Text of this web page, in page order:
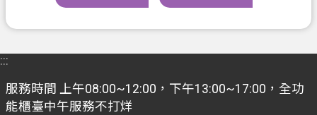
:::
服務時間 上午08:00~12:00，下午13:00~17:00，全功
能櫃臺中午服務不打烊